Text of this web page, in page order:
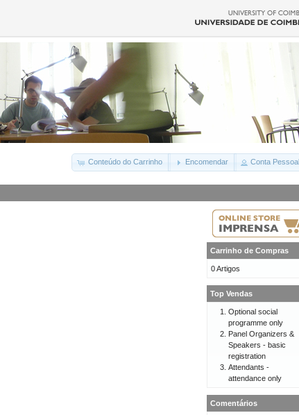
Conteúdo do Carrinho Encomendar Conta Pessoal
Carrinho de Compras
0 Artigos
Top Vendas
Optional social
programme only
Panel Organizers &
Speakers - basic
registration
Attendants -
attendance only
Comentários